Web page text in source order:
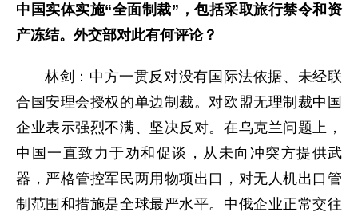
中国实体实施“全面制裁”，包括采取旅行禁令和资
产冻结。外交部对此有何评论？
林剑：中方一贯反对没有国际法依据、未经联
合国安理会授权的单边制裁。对欧盟无理制裁中国
企业表示强烈不满、坚决反对。在乌克兰问题上，
中国一直致力于劝和促谈，从未向冲突方提供武
器，严格管控军民两用物项出口，对无人机出口管
制范围和措施是全球最严水平。中俄企业正常交往